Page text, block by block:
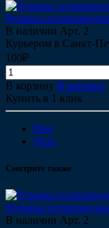
Резинка
В наличии Арт. 2
Курьером в Санкт-
100₽
В корзину В корзине
Купить в 1 клик
Prev
Next
Смотрите также
Резинка
В наличии Арт. 2